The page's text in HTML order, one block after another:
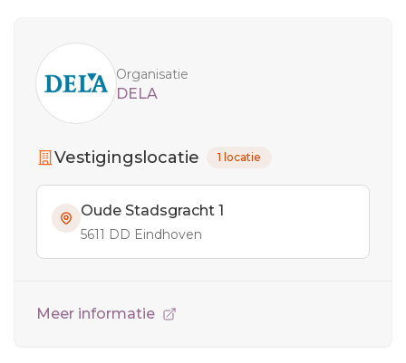
Organisatie
DELA
Vestigingslocatie 1 locatie
Oude Stadsgracht 1
5611 DD Eindhoven
Meer informatie